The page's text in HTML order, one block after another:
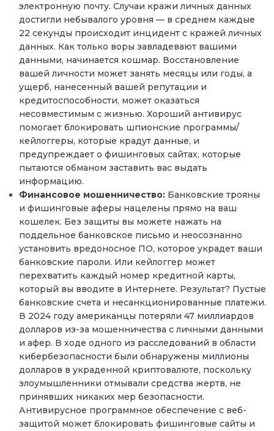
электронную почту. Случаи кражи личных данных
достигли небывалого уровня — в среднем каждые
22 секунды происходит инцидент с кражей личных
данных. Как только воры завладевают вашими
данными, начинается кошмар. Восстановление
вашей личности может занять месяцы или годы, а
ущерб, нанесенный вашей репутации и
кредитоспособности, может оказаться
несовместимым с жизнью. Хороший антивирус
помогает блокировать шпионские программы/
кейлоггеры, которые крадут данные, и
предупреждает о фишинговых сайтах, которые
пытаются обманом заставить вас выдать
информацию.
Финансовое мошенничество: Банковские трояны
и фишинговые аферы нацелены прямо на ваш
кошелек. Без защиты вы можете нажать на
поддельное банковское письмо и неосознанно
установить вредоносное ПО, которое украдет ваши
банковские пароли. Или кейлоггер может
перехватить каждый номер кредитной карты,
который вы вводите в Интернете. Результат? Пустые
банковские счета и несанкционированные платежи.
В 2024 году американцы потеряли 47 миллиардов
долларов из-за мошенничества с личными данными
и афер. В ходе одного из расследований в области
кибербезопасности были обнаружены миллионы
долларов в украденной криптовалюте, поскольку
злоумышленники отмывали средства жертв, не
принявших никаких мер безопасности.
Антивирусное программное обеспечение с веб-
защитой может блокировать фишинговые сайты и